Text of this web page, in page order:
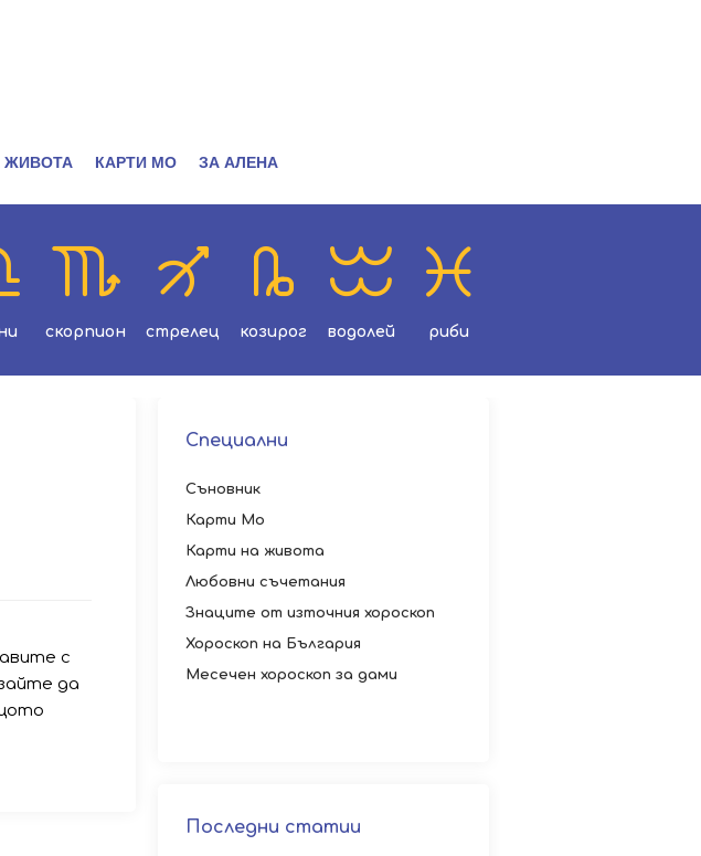
ЖИВОТА КАРТИ МО ЗА АЛЕНА
скорпион стрелец козирог водолей риби
с
да
Специални
Съновник
Карти Мо
Карти на живота
Любовни съчетания
Знаците от източния хороскоп
Хороскоп на България
Месечен хороскоп за дами
Последни статии